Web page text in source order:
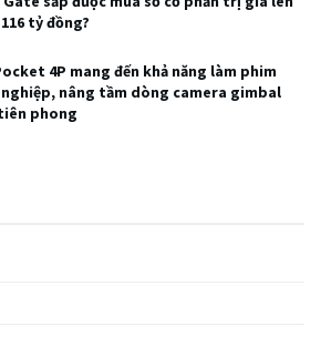
tỷ đồng?
4P mang đến khả năng làm phim
nghiệp, nâng tầm dòng camera gimbal
phong